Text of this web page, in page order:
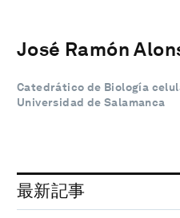
José Ramón
Catedrático de Biología
Universidad de Salamanca
最新記事